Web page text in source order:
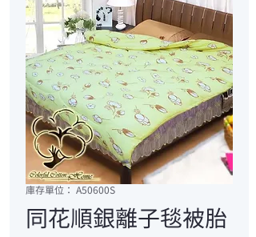
庫存單位： A50600S
同花順銀離子毯被胎